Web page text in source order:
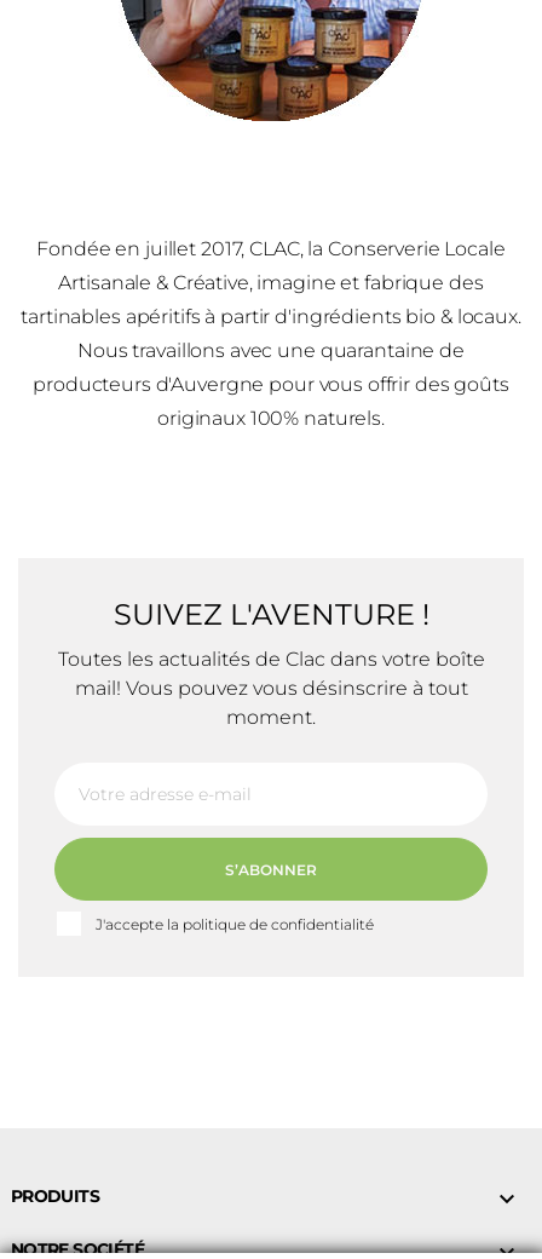
Fondée en juillet 2017, CLAC, la Conserverie Locale
Artisanale & Créative, imagine et fabrique des
tartinables apéritifs à partir d'ingrédients bio & locaux.
Nous travaillons avec une quarantaine de
producteurs d'Auvergne pour vous offrir des goûts
originaux 100% naturels.
SUIVEZ L'AVENTURE !
Toutes les actualités de Clac dans votre boîte
mail! Vous pouvez vous désinscrire à tout
moment.
S’ABONNER
J'accepte la politique de confidentialité
PRODUITS 
NOTRE SOCIÉTÉ 